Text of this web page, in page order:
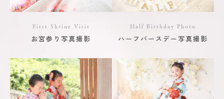
First Shrine Visit
お宮参り写真撮影
Half Birthday Photo
ハーフバースデー写真撮影